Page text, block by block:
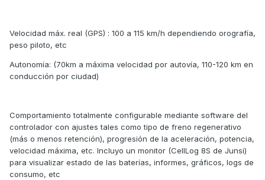
Velocidad máx. real (GPS) : 100 a 115 km/h dependiendo orografía,
peso piloto, etc
Autonomía: (70km a máxima velocidad por autovía, 110-120 km en
conducción por ciudad)
Comportamiento totalmente configurable mediante software del
controlador con ajustes tales como tipo de freno regenerativo
(más o menos retención), progresión de la aceleración, potencia,
velocidad máxima, etc. Incluyo un monitor (CellLog 8S de Junsi)
para visualizar estado de las baterías, informes, gráficos, logs de
consumo, etc